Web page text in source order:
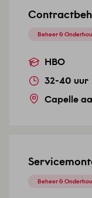
Voorkeursdagdeel
VERSTUREN
Beheer &
HBO
32-40 uur
Capelle
Beheer &